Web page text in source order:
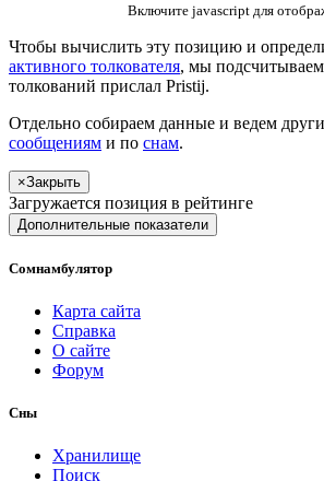
Включите javascript для
Чтобы вычислить эту позицию и
активного толкователя, мы
толкований прислал Pristij.
Отдельно собираем данные и ведем
сообщениям и по снам.
×Закрыть
Загружается позиция в рейтинге
Дополнительные показатели
Сомнамбулятор
Карта сайта
Справка
О сайте
Форум
Сны
Хранилище
Поиск